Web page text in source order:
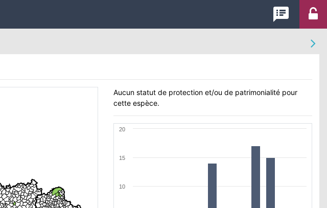
speaker_notes
Aucun statut de protection et/ou de patrimonialité pour
cette espèce.
10
15
20